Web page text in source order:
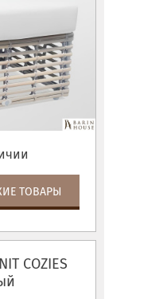
ТОВАРЫ
COZIES